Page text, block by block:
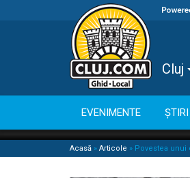
Cluj
EVENIMENTE ȘTIRI
Acasă » Articole » Povestea unui